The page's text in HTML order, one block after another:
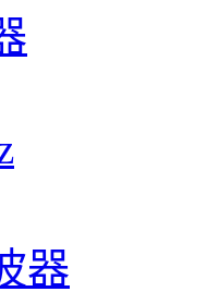
器